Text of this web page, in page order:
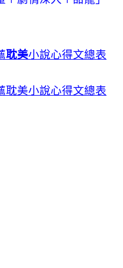
耽美小說心得文總表
耽美小說心得文總表